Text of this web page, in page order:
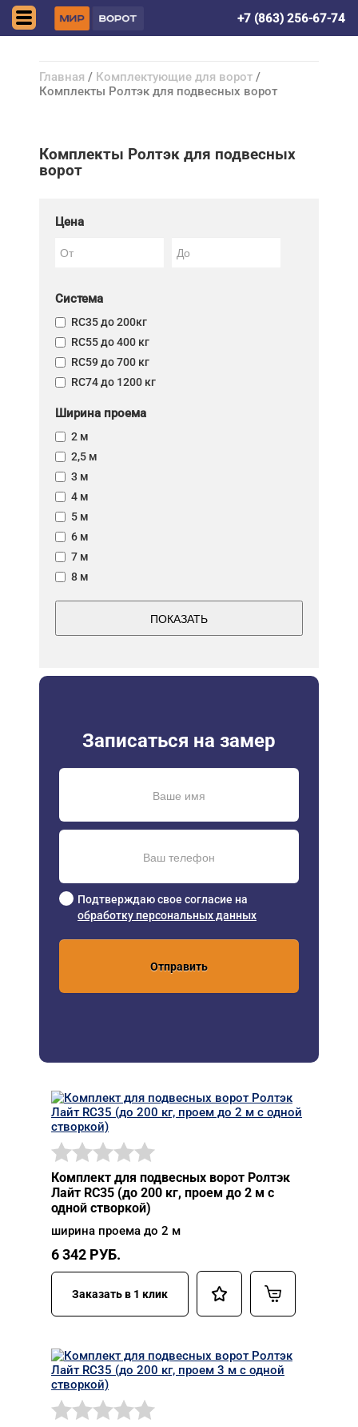
+7 (863) 256-67-74
Главная / Комплектующие для ворот /
Комплекты Ролтэк для подвесных ворот
Комплекты Ролтэк для подвесных
ворот
Цена
Система
RC35 до 200кг
RC55 до 400 кг
RC59 до 700 кг
RC74 до 1200 кг
Ширина проема
2 м
2,5 м
3 м
4 м
5 м
6 м
7 м
8 м
ПОКАЗАТЬ
Записаться на замер
Подтверждаю свое согласие на
обработку персональных данных
Отправить
Комплект для подвесных ворот Ролтэк
Лайт RC35 (до 200 кг, проем до 2 м с
одной створкой)
ширина проема до 2 м
6 342 РУБ.
Заказать в 1 клик